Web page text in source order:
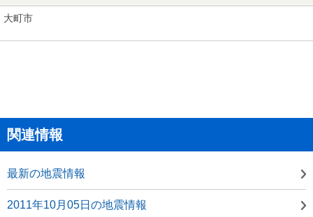
大町市
関連情報
最新の地震情報
2011年10月05日の地震情報